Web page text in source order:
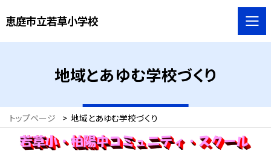
恵庭市立若草小学校
地域とあゆむ学校づくり
トップページ > 地域とあゆむ学校づくり